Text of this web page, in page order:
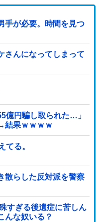
手が必要。時間を見つ
さんになってしまって
億円騙し取られた…」
結果ｗｗｗｗ
てる。
散らした反対派を警察
すぎる後遺症に苦しん
んな奴いる？